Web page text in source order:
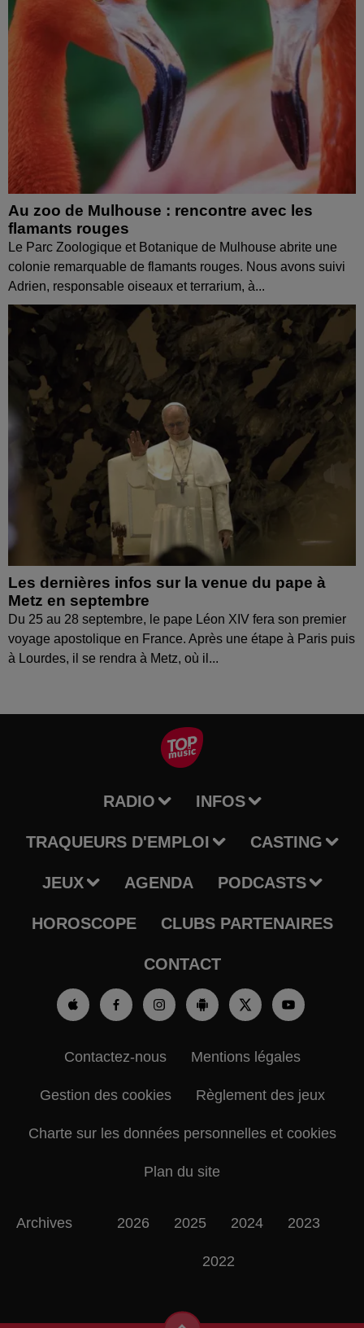
Au zoo de Mulhouse : rencontre avec les
flamants rouges
Le Parc Zoologique et Botanique de Mulhouse abrite une
colonie remarquable de flamants rouges. Nous avons suivi
Adrien, responsable oiseaux et terrarium, à...
Les dernières infos sur la venue du pape à
Metz en septembre
Du 25 au 28 septembre, le pape Léon XIV fera son premier
voyage apostolique en France. Après une étape à Paris puis
à Lourdes, il se rendra à Metz, où il...
RADIO INFOS
TRAQUEURS D'EMPLOI CASTING
JEUX AGENDA PODCASTS
HOROSCOPE CLUBS PARTENAIRES
CONTACT
Contactez-nous Mentions légales
Gestion des cookies Règlement des jeux
Charte sur les données personnelles et cookies
Plan du site
Archives 2026 2025 2024 2023
2022